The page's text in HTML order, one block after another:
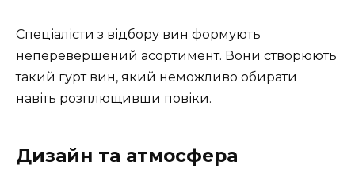
Спеціалісти з відбору вин формують
неперевершений асортимент. Вони створюють
такий гурт вин, який неможливо обирати
навіть розплющивши повіки.
Дизайн та атмосфера